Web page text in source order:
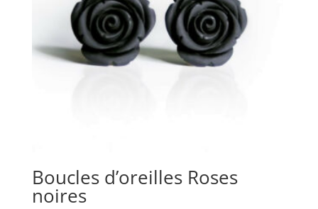
Boucles d’oreilles Roses
noires